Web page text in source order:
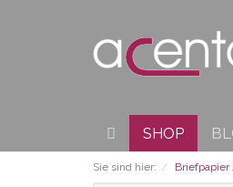
SHOP
Sie sind hier: